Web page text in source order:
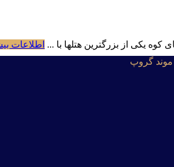
کوه یکی از بزرگترین هتلها با ... اطلاعات